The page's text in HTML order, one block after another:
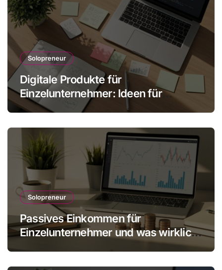
Solopreneur
Digitale Produkte für
Einzelunternehmer: Ideen für
skalbare Einnahmen
Solopreneur
Passives Einkommen für
Einzelunternehmer und was wirklich